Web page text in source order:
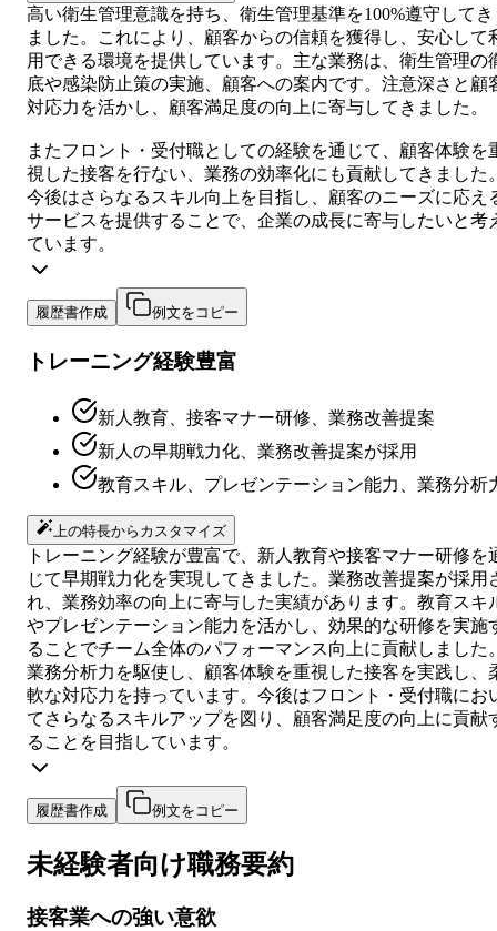
高い衛生管理意識を持ち、衛生管理基準を100%遵守してき
ました。これにより、顧客からの信頼を獲得し、安心して
用できる環境を提供しています。主な業務は、衛生管理の
底や感染防止策の実施、顧客への案内です。注意深さと顧
対応力を活かし、顧客満足度の向上に寄与してきました。
またフロント・受付職としての経験を通じて、顧客体験を
視した接客を行ない、業務の効率化にも貢献してきました
今後はさらなるスキル向上を目指し、顧客のニーズに応え
サービスを提供することで、企業の成長に寄与したいと考
ています。
履歴書作成 例文をコピー
トレーニング経験豊富
新人教育、接客マナー研修、業務改善提案
新人の早期戦力化、業務改善提案が採用
教育スキル、プレゼンテーション能力、業務分析
上の特長からカスタマイズ
トレーニング経験が豊富で、新人教育や接客マナー研修を
じて早期戦力化を実現してきました。業務改善提案が採用
れ、業務効率の向上に寄与した実績があります。教育スキ
やプレゼンテーション能力を活かし、効果的な研修を実施
ることでチーム全体のパフォーマンス向上に貢献しました
業務分析力を駆使し、顧客体験を重視した接客を実践し、
軟な対応力を持っています。今後はフロント・受付職にお
てさらなるスキルアップを図り、顧客満足度の向上に貢献
ることを目指しています。
履歴書作成 例文をコピー
未経験者向け職務要約
接客業への強い意欲